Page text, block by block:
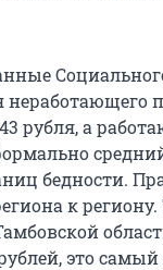
неработающего
рубля, а
бедности.
к
это